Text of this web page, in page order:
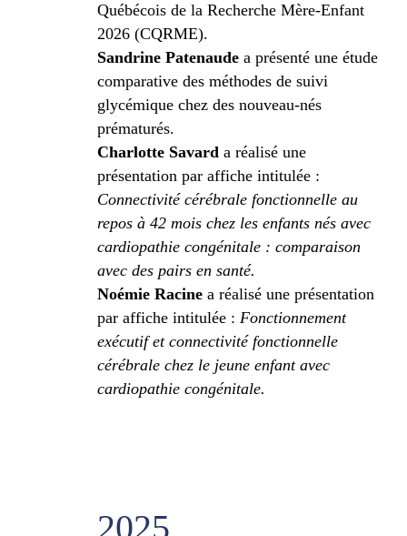
Québécois de la Recherche Mère-Enfant
2026 (CQRME).
Sandrine Patenaude a présenté une étude
comparative des méthodes de suivi
glycémique chez des nouveau-nés
prématurés.
Charlotte Savard a réalisé une
présentation par affiche intitulée :
Connectivité cérébrale fonctionnelle au
repos à 42 mois chez les enfants nés avec
cardiopathie congénitale : comparaison
avec des pairs en santé.
Noémie Racine a réalisé une présentation
par affiche intitulée : Fonctionnement
exécutif et connectivité fonctionnelle
cérébrale chez le jeune enfant avec
cardiopathie congénitale.
2025